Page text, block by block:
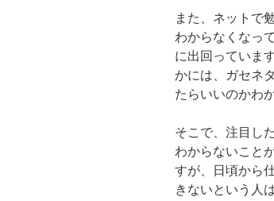
また、ネットで
わからなくなっ
に出回っていま
かには、ガセネ
たらいいのかわ
そこで、注目し
わからないこと
すが、日頃から
きないという人